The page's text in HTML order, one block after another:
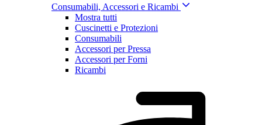
Consumabili, Accessori e Ricambi
Mostra tutti
Cuscinetti e Protezioni
Consumabili
Accessori per Pressa
Accessori per Forni
Ricambi